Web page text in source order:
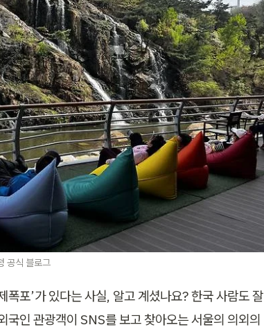
공식 블로그
폭포’가 있다는 사실, 알고 계셨나요? 한국 사람도 잘
국인 관광객이 SNS를 보고 찾아오는 서울의 의외의